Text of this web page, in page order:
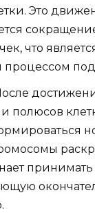
Это
что
процессом
полюсов